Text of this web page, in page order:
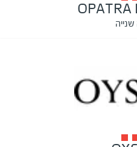
OPATRA